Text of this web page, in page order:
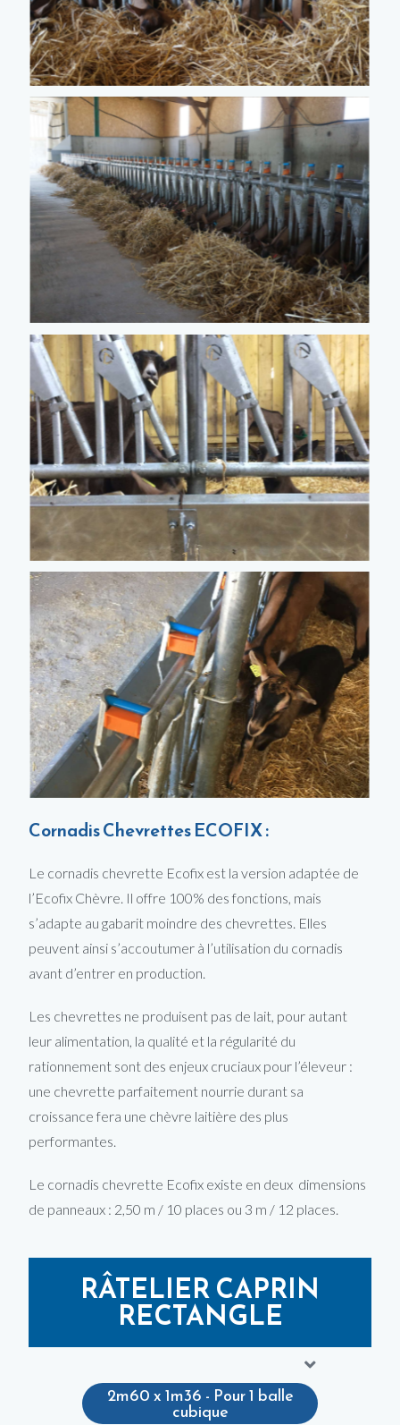
Cornadis Chevrettes ECOFIX :
Le cornadis chevrette Ecofix est la version adaptée de
l’Ecofix Chèvre. Il offre 100% des fonctions, mais
s’adapte au gabarit moindre des chevrettes. Elles
peuvent ainsi s’accoutumer à l’utilisation du cornadis
avant d’entrer en production.
Les chevrettes ne produisent pas de lait, pour autant
leur alimentation, la qualité et la régularité du
rationnement sont des enjeux cruciaux pour l’éleveur :
une chevrette parfaitement nourrie durant sa
croissance fera une chèvre laitière des plus
performantes.
Le cornadis chevrette Ecofix existe en deux dimensions
de panneaux : 2,50 m / 10 places ou 3 m / 12 places.
RÂTELIER CAPRIN
RECTANGLE
2m60 x 1m36 - Pour 1 balle
cubique